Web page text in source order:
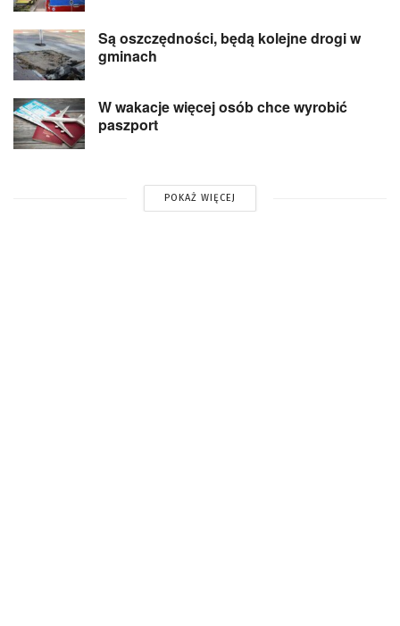
Są oszczędności, będą kolejne drogi w
gminach
W wakacje więcej osób chce wyrobić
paszport
POKAŻ WIĘCEJ